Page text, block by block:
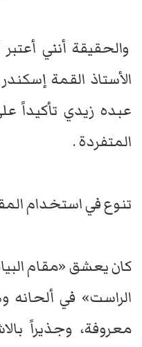
والحقيقة أنني
الأستاذ القمة
عبده زيدي تأكيداً
المتفردة .
تنوع في استخدام
كان يعشق «مقام
الراست» في
معروفة، وجذيراً